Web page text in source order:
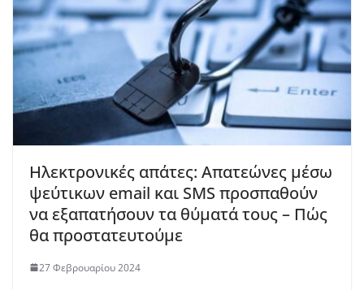
Ηλεκτρονικές απάτες: Απατεώνες μέσω
ψεύτικων email και SMS προσπαθούν
να εξαπατήσουν τα θύματά τους – Πώς
θα προστατευτούμε
27 Φεβρουαρίου 2024